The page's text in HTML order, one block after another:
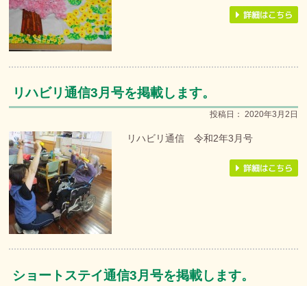
リハビリ通信3月号を掲載します。
投稿日： 2020年3月2日
リハビリ通信 令和2年3月号
ショートステイ通信3月号を掲載します。